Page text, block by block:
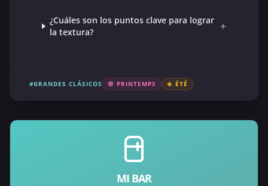
¿Cuáles son los puntos clave para lograr
la textura?
+
#GRANDES CLÁSICOS 🌸 PRINTEMPS ☀️ ÉTÉ
MI BAR